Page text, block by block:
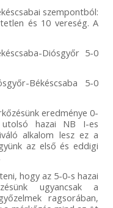
szempontból:
és 10 vereség. A
Diósgyőr 5-0
Békéscsaba 5-0
eredménye 0-
hazai NB I-es
alkalom lesz ez a
az első és eddigi
hogy az 5-0-s hazai
ugyancsak a
ragsorában,